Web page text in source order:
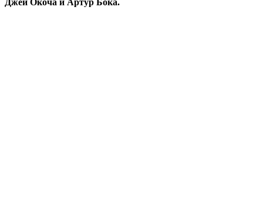
Джей Окоча и Артур Бока.